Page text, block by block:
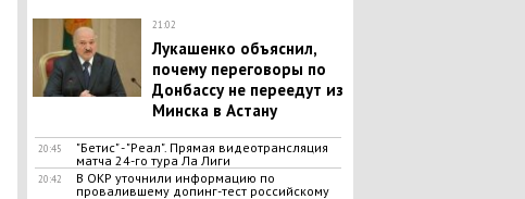
21:02
Лукашенко объяснил,
почему переговоры по
Донбассу не переедут из
Минска в Астану
20:45
"Бетис" - "Реал". Прямая видеотрансляция
матча 24-го тура Ла Лиги
20:42
В ОКР уточнили информацию по
провалившему допинг-тест российскому